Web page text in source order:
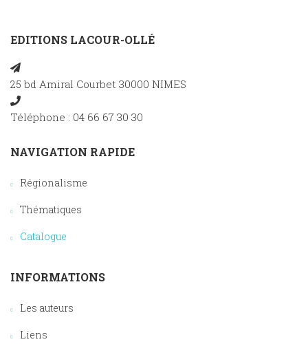
EDITIONS LACOUR-OLLÉ
25 bd Amiral Courbet 30000 NIMES
Téléphone : 04 66 67 30 30
NAVIGATION RAPIDE
Régionalisme
Thématiques
Catalogue
INFORMATIONS
Les auteurs
Liens